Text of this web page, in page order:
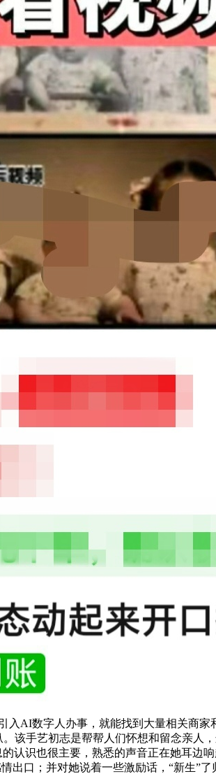
入AI数字人办事，就能找到大量相关商
该手艺初志是帮帮人们怀想和留念亲人
认识也很主要，熟悉的声音正在她耳边
出口；并对她说着一些激励话，“新生”